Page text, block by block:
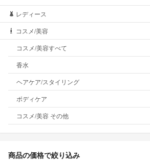
レディース
コスメ/美容
コスメ/美容すべて
香水
ヘアケア/スタイリング
ボディケア
コスメ/美容 その他
商品の価格で絞り込み